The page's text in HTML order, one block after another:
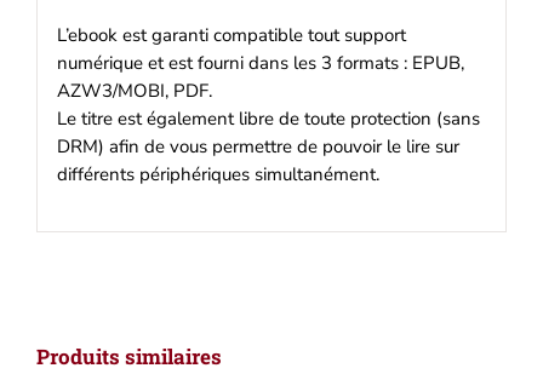
L’ebook est garanti compatible tout support
numérique et est fourni dans les 3 formats : EPUB,
AZW3/MOBI, PDF.
Le titre est également libre de toute protection (sans
DRM) afin de vous permettre de pouvoir le lire sur
différents périphériques simultanément.
Produits similaires